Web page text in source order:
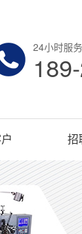
24小时服
招